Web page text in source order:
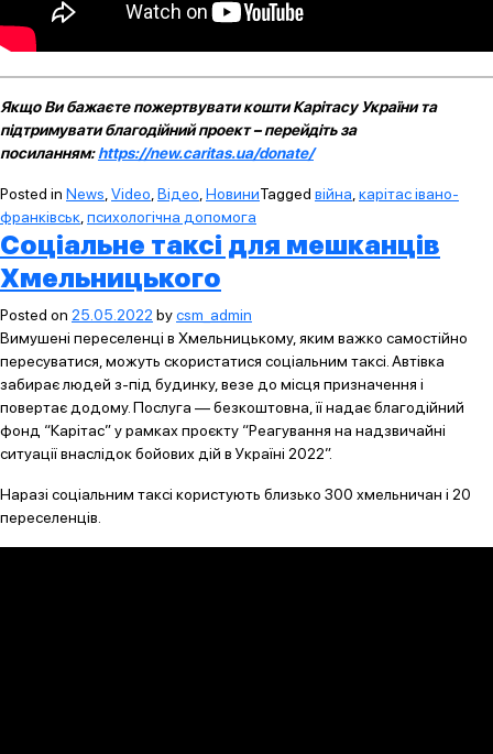
Якщо Ви бажаєте пожертвувати кошти Карітасу України та
підтримувати благодійний проект – перейдіть за
посиланням:https://new.caritas.ua/donate/
Posted in News Video Відео НовиниTagged війна карітас івано-
франківськ психологічна допомога
Соціальне таксі для мешканців
Хмельницького
Posted on 25.05.2022 bycsm_admin
Вимушені переселенці в Хмельницькому, яким важко самостійно
пересуватися, можуть скористатися соціальним таксі. Автівка
забирає людей з-під будинку, везе до місця призначення і
повертає додому. Послуга — безкоштовна, її надає благодійний
фонд “Карітас” у рамках проєкту “Реагування на надзвичайні
ситуації внаслідок бойових дій в Україні 2022”.
Наразі соціальним таксі користують близько 300 хмельничан і 20
переселенців.